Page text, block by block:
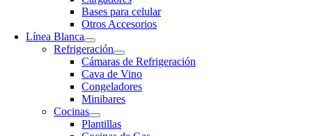
Bases para celular
Otros Accesorios
Línea Blanca
Refrigeración
Cámaras de Refrigeración
Cava de Vino
Congeladores
Minibares
Cocinas
Plantillas